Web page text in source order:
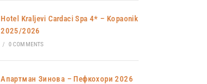
Hotel Kraljevi Cardaci Spa 4* – Kopaonik
2025/2026
/ 0 COMMENTS
Апартман Зинова – Пефкохори 2026